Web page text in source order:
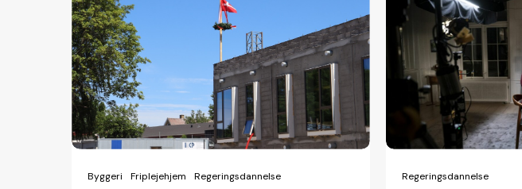
kurs
Danmark
alternativ
får
privat
kapital
Byggeri Friplejehjem Regeringsdannelse
Statsministerens
nytårstale,
som
stikke
fingeren
Regeringsdannelse